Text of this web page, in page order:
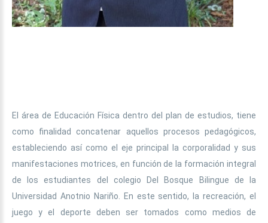
El área de Educación Física dentro del plan de estudios, tiene
como finalidad concatenar aquellos procesos pedagógicos,
estableciendo así como el eje principal la corporalidad y sus
manifestaciones motrices, en función de la formación integral
de los estudiantes del colegio Del Bosque Bilingue de la
Universidad Anotnio Nariño. En este sentido, la recreación, el
juego y el deporte deben ser tomados como medios de